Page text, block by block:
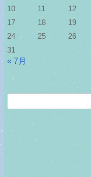
10
11 12
17
18 19
24
25 26
31
« 7月